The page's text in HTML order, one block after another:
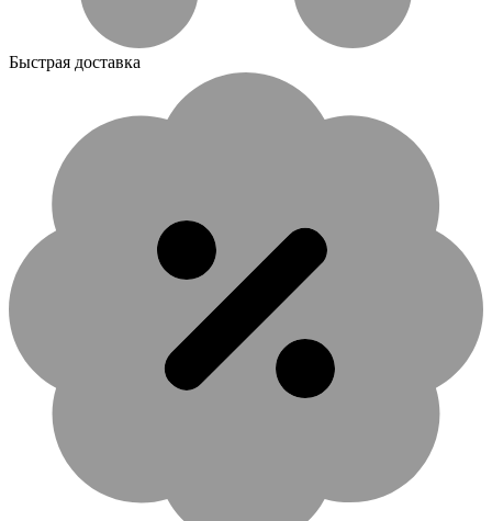
Быстрая доставка